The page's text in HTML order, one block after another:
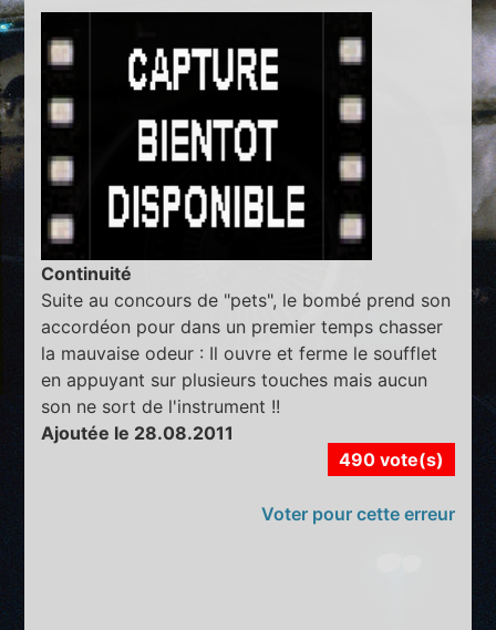
Continuité
Suite au concours de "pets", le bombé prend son
accordéon pour dans un premier temps chasser
la mauvaise odeur : Il ouvre et ferme le soufflet
en appuyant sur plusieurs touches mais aucun
son ne sort de l'instrument !!
Ajoutée le 28.08.2011
490 vote(s)
Voter pour cette erreur